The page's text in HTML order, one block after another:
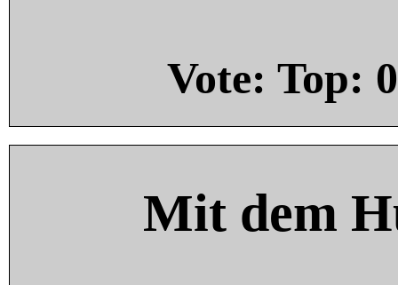
Vote: Top: 0
Mit dem